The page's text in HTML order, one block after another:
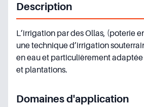
Description
L’irrigation par des Ollas, (poterie
une technique d’irrigation
en eau et particulièrement adaptée
et plantations.
Domaines d'application